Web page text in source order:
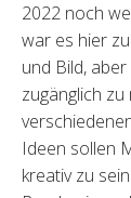
2022 noch
war es hier
und Bild,
zugänglich
Ideen sollen
kreativ zu